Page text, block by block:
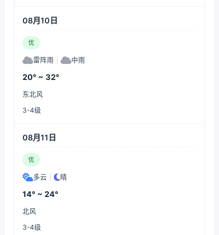
08月10日
优
雷阵雨 中雨
20° ~ 32°
东北风
3-4级
08月11日
优
多云 晴
14° ~ 24°
北风
3-4级